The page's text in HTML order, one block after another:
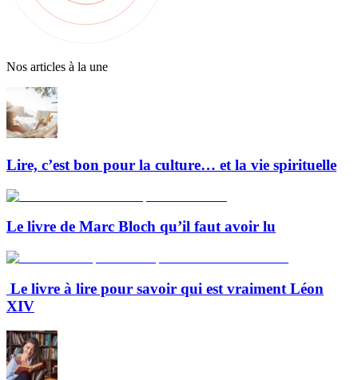
Nos articles à la une
Lire, c’est bon pour la culture… et la vie spirituelle
Le livre de Marc Bloch qu’il faut avoir lu
Le livre à lire pour savoir qui est vraiment Léon
XIV